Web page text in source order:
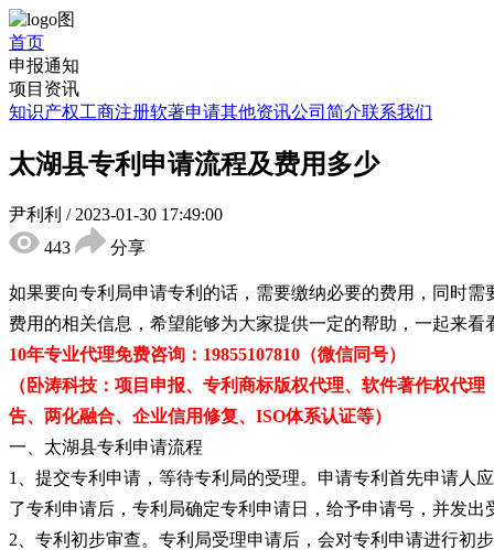
首页
申报通知
项目资讯
知识产权工商注册软著申请其他资讯公司简介联系我们
太湖县专利申请流程及费用多少
尹利利 / 2023-01-30 17:49:00
443
分享
如果要向专利局申请专利的话，需要缴纳必要的费用，同时
费用的相关信息，希望能够为大家提供一定的帮助，一起来看
10年专业代理免费咨询：19855107810（微信同号）
（卧涛科技：项目申报、专利商标版权代理、软件著作权代
告、两化融合、企业信用修复、ISO体系认证等）
一、太湖县专利申请流程
1、提交专利申请，等待专利局的受理。申请专利首先申请人
了专利申请后，专利局确定专利申请日，给予申请号，并发出
2、专利初步审查。专利局受理申请后，会对专利申请进行初